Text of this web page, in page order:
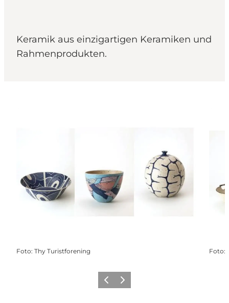
Keramik aus einzigartigen Keramiken und
Rahmenprodukten.
Foto: Thy Turistforening Foto:
ZurückWeiter